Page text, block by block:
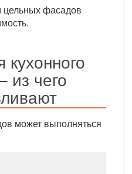
фасадов
из чего
может выполняться